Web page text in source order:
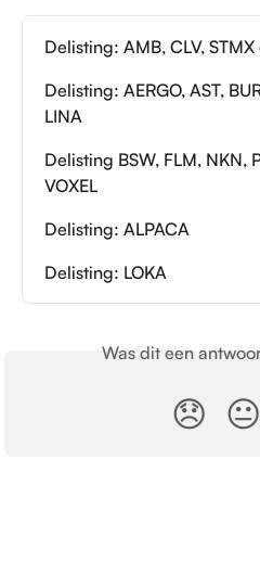
Delisting: AMB, CLV, STMX
Delisting: AERGO, AST,
LINA
Delisting BSW, FLM, NKN,
VOXEL
Delisting: ALPACA
Delisting: LOKA
Was dit een
😞 😐